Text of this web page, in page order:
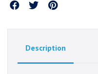
Partager
Description